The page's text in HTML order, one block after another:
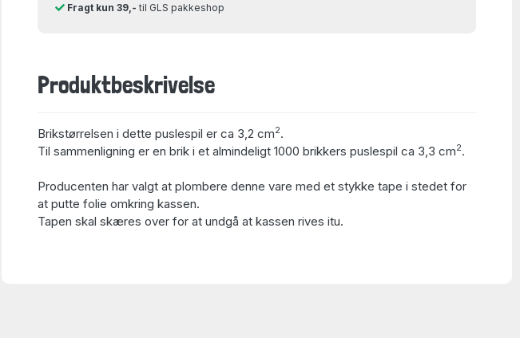
Fragt kun 39,- til GLS pakkeshop
Produktbeskrivelse
Brikstørrelsen i dette puslespil er ca 3,2 cm2.
Til sammenligning er en brik i et almindeligt 1000 brikkers puslespil ca 3,3 cm2.
Producenten har valgt at plombere denne vare med et stykke tape i stedet for
at putte folie omkring kassen.
Tapen skal skæres over for at undgå at kassen rives itu.